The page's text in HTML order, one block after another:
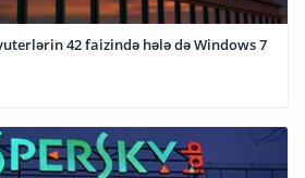
42 faizində hələ də Windows 7